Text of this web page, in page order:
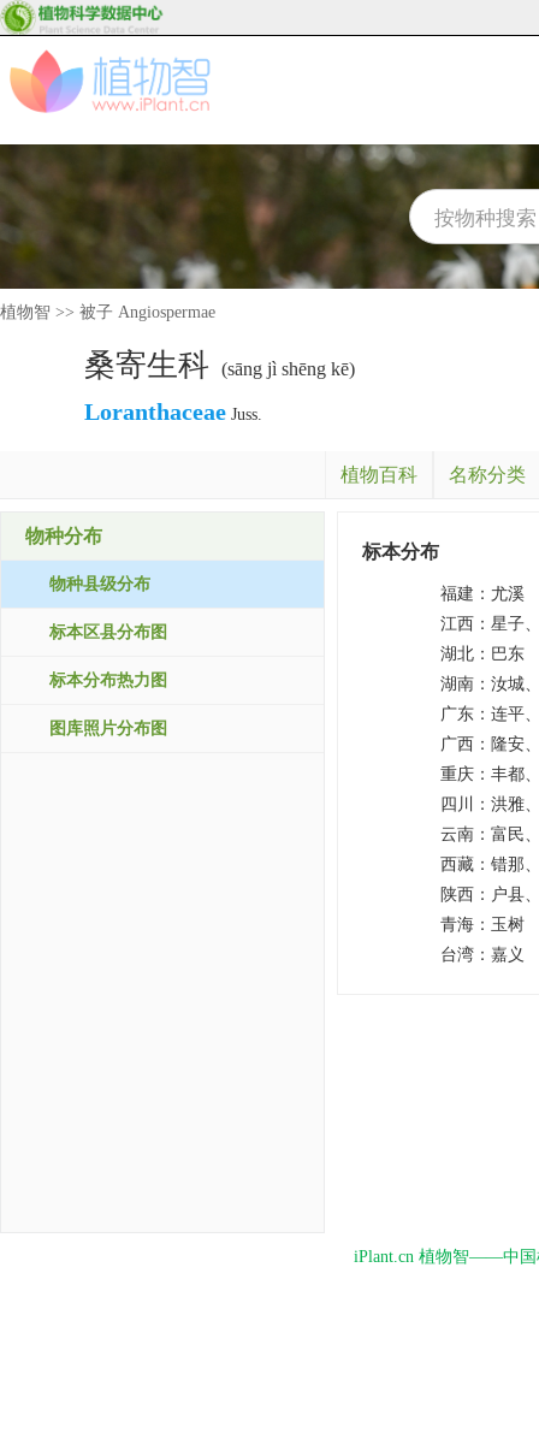
植物智 >> 被子 Angiospermae
桑寄生科 (sāng jì shēng kē)
Loranthaceae Juss.
植物百科 名称分类
物种分布
物种县级分布
标本区县分布图
标本分布热力图
图库照片分布图
标本分布
福建： 尤溪
江西： 星子
湖北： 巴东
湖南： 汝城
广东： 连平
广西： 隆安
重庆： 丰都
四川： 洪雅
云南： 富民
西藏： 错那
陕西： 户县
青海： 玉树
台湾： 嘉义
iPlant.cn 植物智——中国